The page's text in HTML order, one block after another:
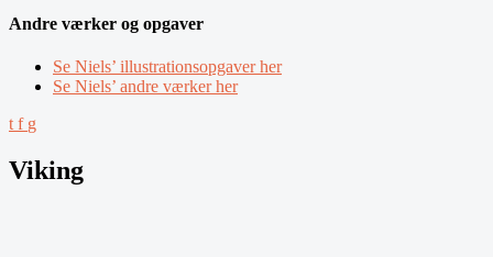
Andre værker og opgaver
Se Niels’ illustrationsopgaver her
Se Niels’ andre værker her
t f g
Viking